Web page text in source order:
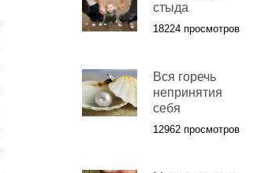
стыда
18224 просмотров
Вся горечь
непринятия
себя
12962 просмотров